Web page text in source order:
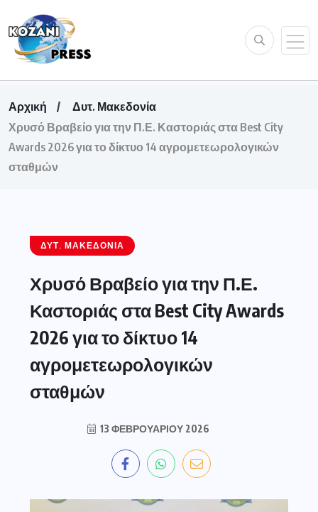
Αρχική
Δυτ. Μακεδονία
Χρυσό Βραβείο για την Π.Ε. Καστοριάς στα Best City
Awards 2026 για το δίκτυο 14 αγρομετεωρολογικών
σταθμών
ΔΥΤ. ΜΑΚΕΔΟΝΊΑ
Χρυσό Βραβείο για την Π.Ε.
Καστοριάς στα Best City Awards
2026 για το δίκτυο 14
αγρομετεωρολογικών
σταθμών
13 ΦΕΒΡΟΥΑΡΊΟΥ 2026